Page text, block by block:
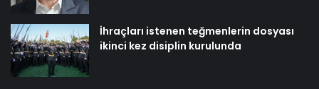
İhraçları istenen teğmenlerin dosyası
ikinci kez disiplin kurulunda